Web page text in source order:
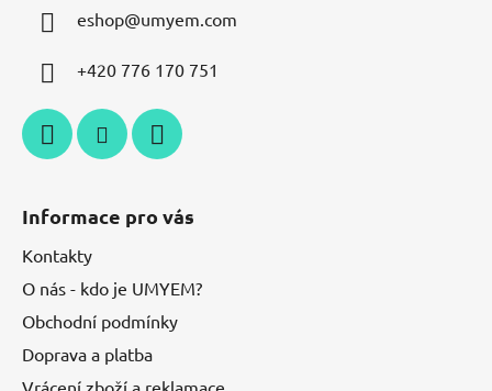
eshop@umyem.com
+420 776 170 751
Informace pro vás
Kontakty
O nás - kdo je UMYEM?
Obchodní podmínky
Doprava a platba
Vrácení zboží a reklamace